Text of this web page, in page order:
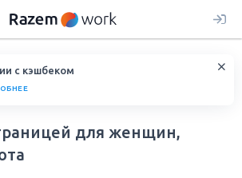
с кэшбеком
для женщин,